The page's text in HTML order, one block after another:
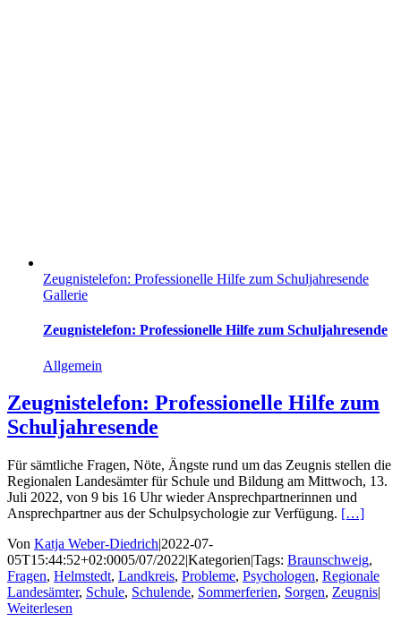
Zeugnistelefon: Professionelle Hilfe zum Schuljahresende
Gallerie
Zeugnistelefon: Professionelle Hilfe zum Schuljahresende
Allgemein
Zeugnistelefon: Professionelle Hilfe zum
Schuljahresende
Für sämtliche Fragen, Nöte, Ängste rund um das Zeugnis stellen die
Regionalen Landesämter für Schule und Bildung am Mittwoch, 13.
Juli 2022, von 9 bis 16 Uhr wieder Ansprechpartnerinnen und
Ansprechpartner aus der Schulpsychologie zur Verfügung. […]
Von Katja Weber-Diedrich|2022-07-
05T15:44:52+02:0005/07/2022|Kategorien|Tags: Braunschweig,
Fragen, Helmstedt, Landkreis, Probleme, Psychologen, Regionale
Landesämter, Schule, Schulende, Sommerferien, Sorgen, Zeugnis|
Weiterlesen